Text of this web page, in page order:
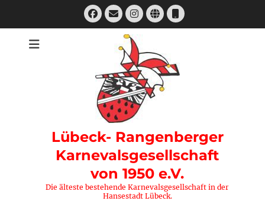
Facebook
E-
Mail
Instagram
WebsiteTelefon
Lübeck- Rangenberger
Karnevalsgesellschaft
von 1950 e.V.
Die älteste bestehende Karnevalsgesellschaft in der
Hansestadt Lübeck.